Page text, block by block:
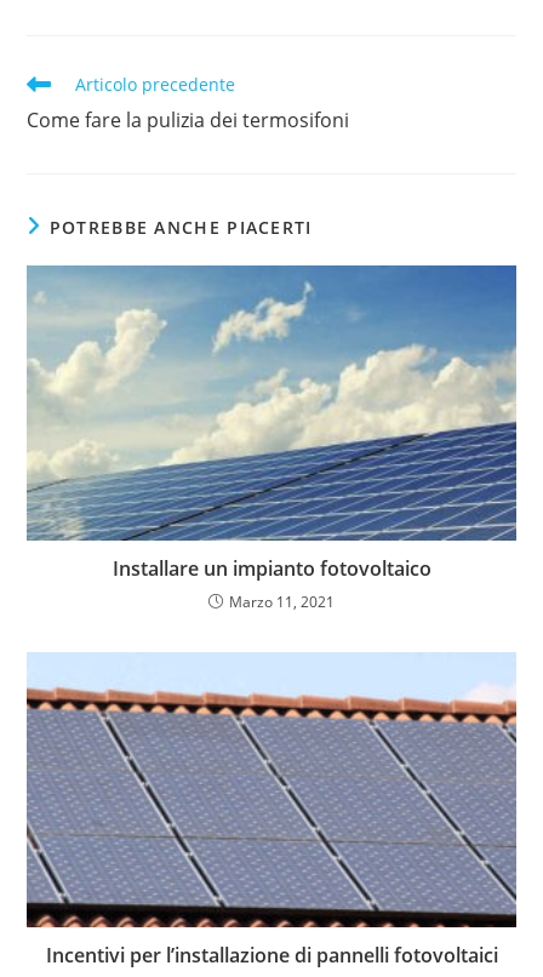
Articolo precedente
Come fare la pulizia dei termosifoni
POTREBBE ANCHE PIACERTI
Installare un impianto fotovoltaico
Marzo 11, 2021
Incentivi per l’installazione di pannelli fotovoltaici